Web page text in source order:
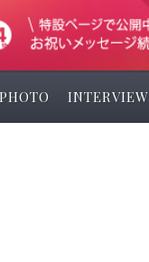
PHOTO INTERVIEW